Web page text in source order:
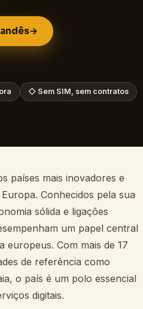
→
◇ Sem SIM, sem contratos
países mais inovadores e
Conhecidos pela sua
sólida e ligações
um papel central
europeus. Com mais de 17
de referência como
o país é um polo essencial
digitais.